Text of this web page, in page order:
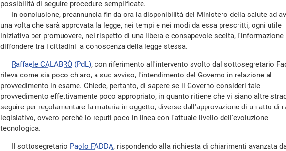
possibilità di seguire procedure semplificate.
In conclusione, preannuncia fin da ora la disponibilità del Ministero della salute ad
una volta che sarà approvata la legge, nei tempi e nei modi da essa prescritti, ogni utile
iniziativa per promuovere, nel rispetto di una libera e consapevole scelta, l'informazione
diffondere tra i cittadini la conoscenza della legge stessa.
Raffaele CALABRÒ (PdL), con riferimento all'intervento svolto dal sottosegretario
rileva come sia poco chiaro, a suo avviso, l'intendimento del Governo in relazione al
provvedimento in esame. Chiede, pertanto, di sapere se il Governo consideri tale
provvedimento effettivamente poco appropriato, in quanto ritiene che vi siano altre
seguire per regolamentare la materia in oggetto, diverse dall'approvazione di un atto di
legislativo, ovvero perché lo reputi poco in linea con l'attuale livello dell'evoluzione
tecnologica.
Il sottosegretario Paolo FADDA, rispondendo alla richiesta di chiarimenti avanzata